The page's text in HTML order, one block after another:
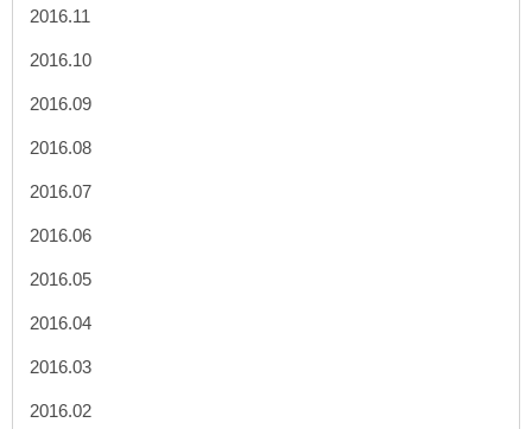
2016.11
2016.10
2016.09
2016.08
2016.07
2016.06
2016.05
2016.04
2016.03
2016.02